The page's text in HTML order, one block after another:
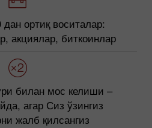
ортиқ воситалар:
акциялар, биткоинлар
билан мос келиши –
агар Сиз ўзингиз
жалб қилсангиз